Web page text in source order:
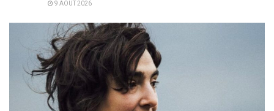
9 AOÛT 2026